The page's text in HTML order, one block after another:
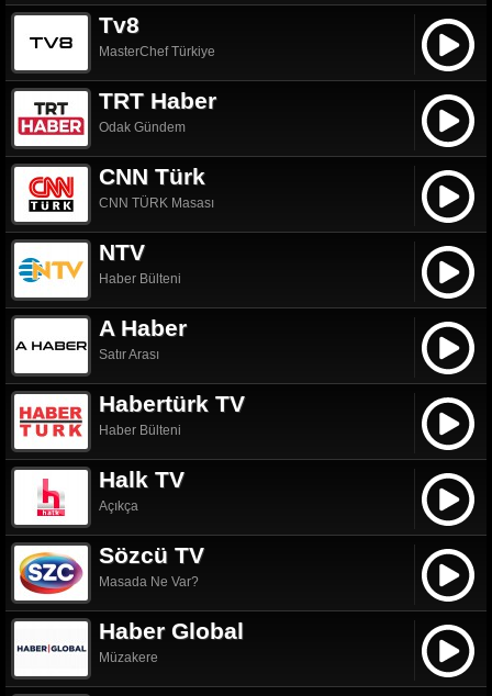
Tv8
MasterChef Türkiye
TRT Haber
Odak Gündem
CNN Türk
CNN TÜRK Masası
NTV
Haber Bülteni
A Haber
Satır Arası
Habertürk TV
Haber Bülteni
Halk TV
Açıkça
Sözcü TV
Masada Ne Var?
Haber Global
Müzakere